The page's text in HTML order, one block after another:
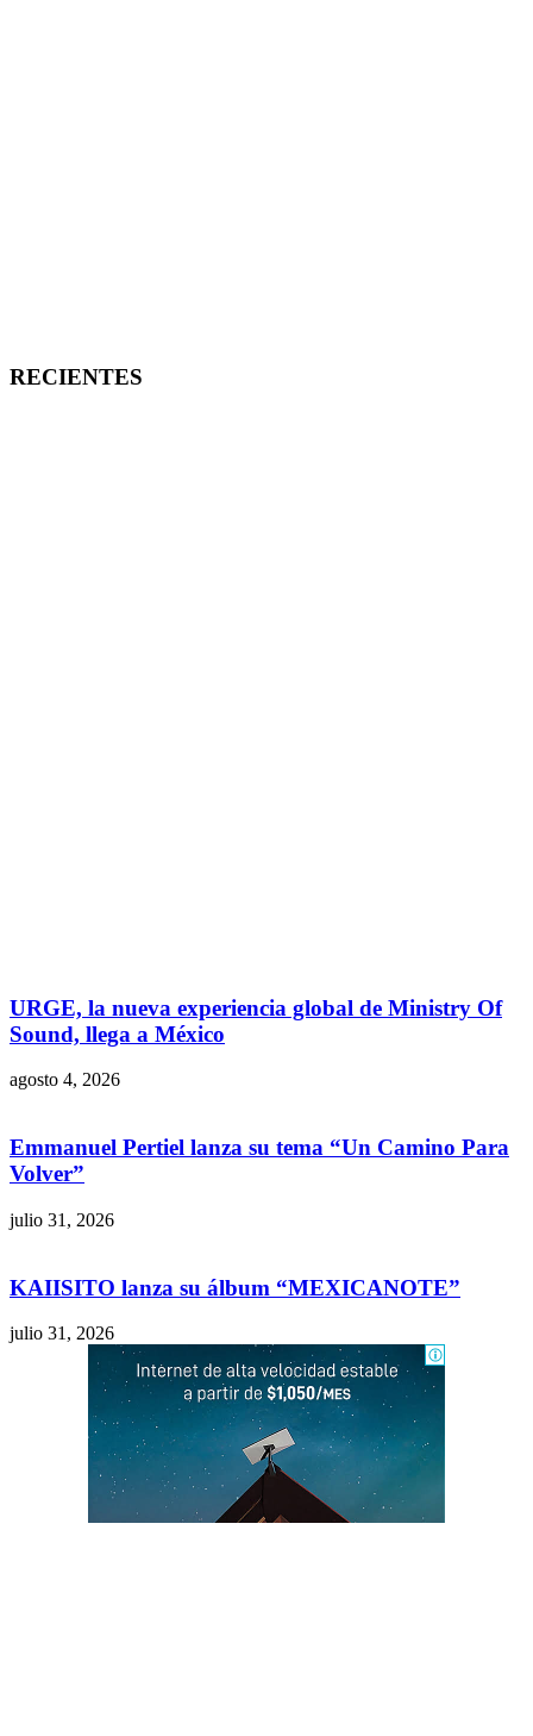
RECIENTES
URGE, la nueva experiencia global de Ministry Of
Sound, llega a México
agosto 4, 2026
Emmanuel Pertiel lanza su tema “Un Camino Para
Volver”
julio 31, 2026
KAIISITO lanza su álbum “MEXICANOTE”
julio 31, 2026